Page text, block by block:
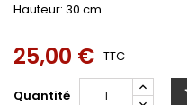
Hauteur: 30 cm
25,00 € TTC
Quantité